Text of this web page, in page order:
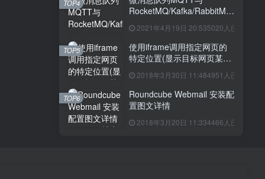
RocketMQ/Kafka/RabbitMQ
2021年4月19日 20:535020人已阅读
TOP4
使用iframe调用指定网页的
特定位置(显示目标网页某区
2018年3月30日 11:484951人已阅读
TOP5
Roundcube Webmail 安装配
置图文详情
2018年3月20日 11:334466人已阅读
TOP6